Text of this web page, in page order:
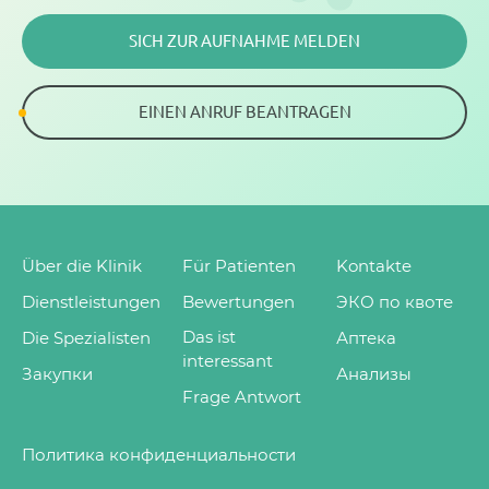
ALLE BEWERTUNGEN
SICH ZUR AUFNAHME MELDEN
EINEN ANRUF BEANTRAGEN
Über die Klinik
Dienstleistungen
Die Spezialisten
Закупки
Für Patienten
Bewertungen
Das ist
interessant
Frage Antwort
Kontakte
ЭКО по квоте
Аптека
Анализы
Политика конфиденциальности